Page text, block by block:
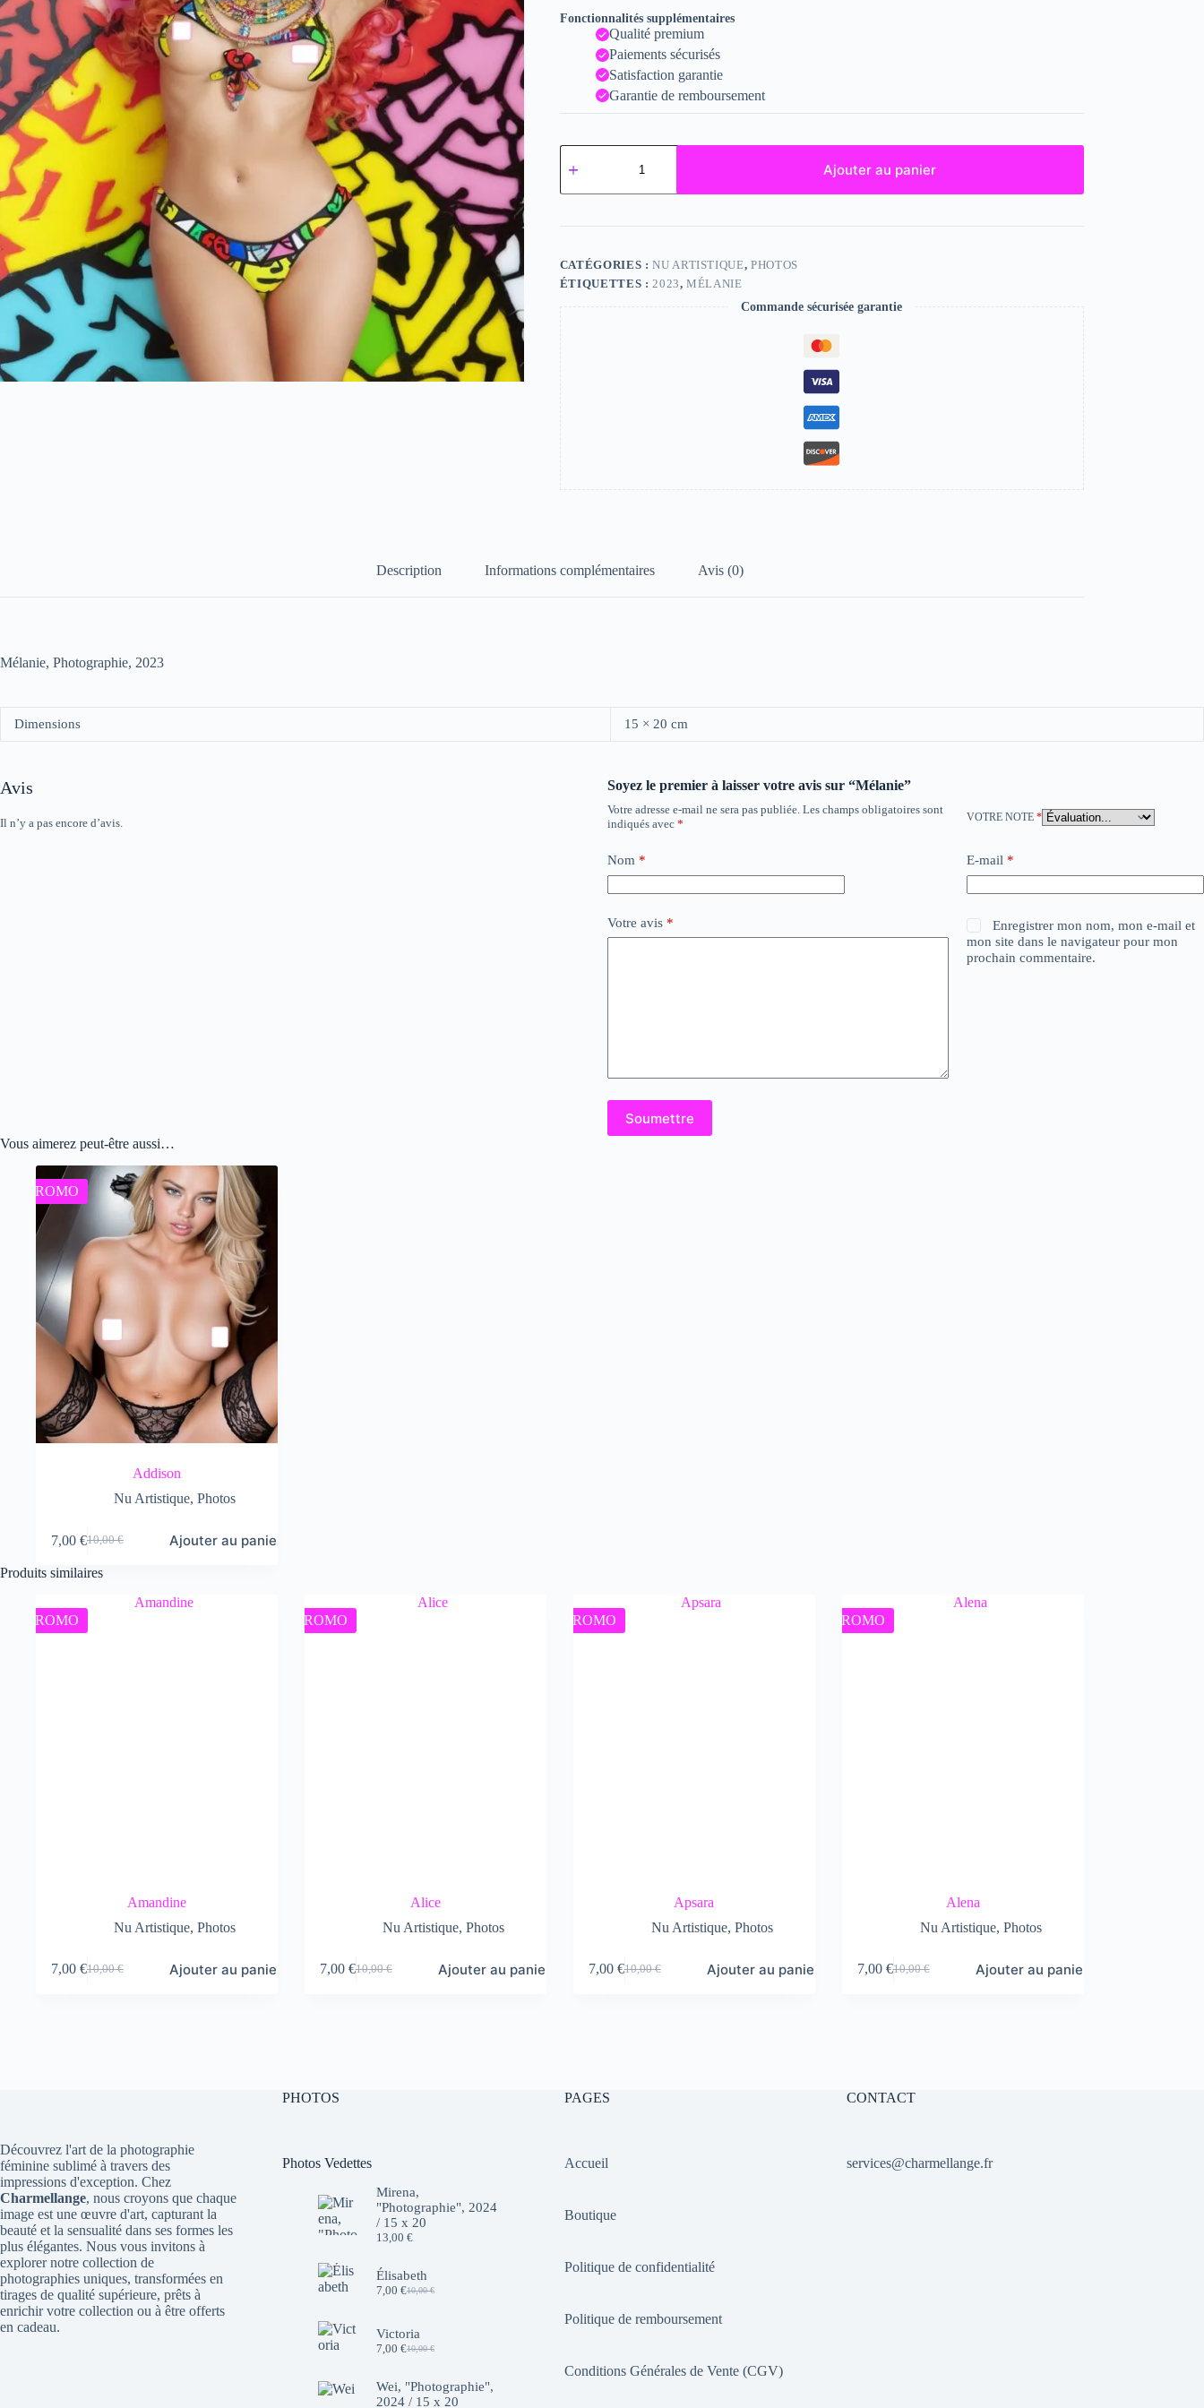
Fonctionnalités supplémentaires
Qualité premium
Paiements sécurisés
Satisfaction garantie
Garantie de remboursement
quantité
de
Ajouter au panier
CATÉGORIES :NU ARTISTIQUE,PHOTOS
ÉTIQUETTES : 2023,MÉLANIE
Commande sécurisée garantie
Description Informations complémentaires Avis (0)
Mélanie, Photographie, 2023
Dimensions 15 × 20 cm
Avis
Il n’y a pas encore d’avis.
Soyez le premier à laisser votre avis sur “Mélanie”
Votre adresse e-mail ne sera pas publiée. Les champs obligatoires sont
indiqués avec *
VOTRE NOTE *
Nom * E-mail *
Votre avis *
Enregistrer mon nom, mon e-mail et
mon site dans le navigateur pour mon
prochain commentaire.
Soumettre
Vous aimerez peut-être aussi…
PROMO
Addison
Nu Artistique, Photos
10,00€
Le
initial
10,00 €.
7,00 €Le
actuel
7,00 €.
Ajouter au panier
Produits similaires
PROMO
Amandine
Nu Artistique, Photos
10,00€
Le
7,00 €Le
Ajouter au panier
PROMO
Alice
Nu Artistique, Photos
10,00€
Le
7,00 €Le
Ajouter au panier
PROMO
Apsara
Nu Artistique, Photos
10,00€
Le
7,00 €Le
Ajouter au panier
PROMO
Alena
Nu Artistique, Photos
10,00€
Le
7,00 €Le
Ajouter au panier
Découvrez l'art de la photographie
féminine sublimé à travers des
impressions d'exception. Chez
Charmellange, nous croyons que chaque
image est une œuvre d'art, capturant la
beauté et la sensualité dans ses formes les
plus élégantes. Nous vous invitons à
explorer notre collection de
photographies uniques, transformées en
tirages de qualité supérieure, prêts à
enrichir votre collection ou à être offerts
en cadeau.
PHOTOS
Photos Vedettes
Mirena,
"Photographie", 2024
/ 15 x 20
13,00 €
Élisabeth
10,00€
Le
était :
10,00 €.
7,00 €Le
est :
7,00 €.
Victoria
10,00€
Le
initial
était :
7,00 €Le
actuel
est :
Wei, "Photographie",
2024 / 15 x 20
PAGES
Accueil
Boutique
Politique de confidentialité
Politique de remboursement
Conditions Générales de Vente (CGV)
CONTACT
services@charmellange.fr